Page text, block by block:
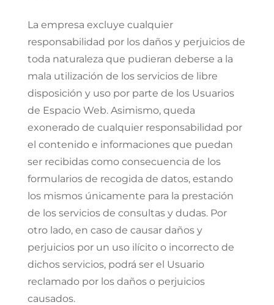
La empresa excluye cualquier
responsabilidad por los daños y perjuicios de
toda naturaleza que pudieran deberse a la
mala utilización de los servicios de libre
disposición y uso por parte de los Usuarios
de Espacio Web. Asimismo, queda
exonerado de cualquier responsabilidad por
el contenido e informaciones que puedan
ser recibidas como consecuencia de los
formularios de recogida de datos, estando
los mismos únicamente para la prestación
de los servicios de consultas y dudas. Por
otro lado, en caso de causar daños y
perjuicios por un uso ilícito o incorrecto de
dichos servicios, podrá ser el Usuario
reclamado por los daños o perjuicios
causados.